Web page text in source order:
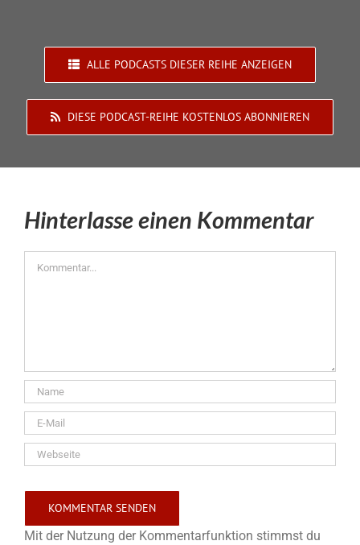
ALLE PODCASTS DIESER REIHE ANZEIGEN
DIESE PODCAST-REIHE KOSTENLOS ABONNIEREN
Hinterlasse einen Kommentar
Mit der Nutzung der Kommentarfunktion stimmst du